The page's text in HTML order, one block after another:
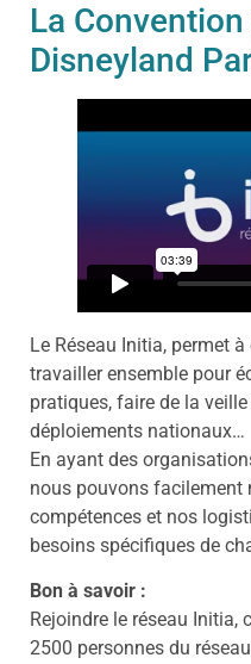
La
Disneyland
Le Réseau Initia, permet
travailler ensemble pour
pratiques, faire de la
déploiements nationaux…
En ayant des
nous pouvons facilement
compétences et nos
besoins spécifiques de
Bon à savoir :
Rejoindre le réseau Initia,
2500 personnes du